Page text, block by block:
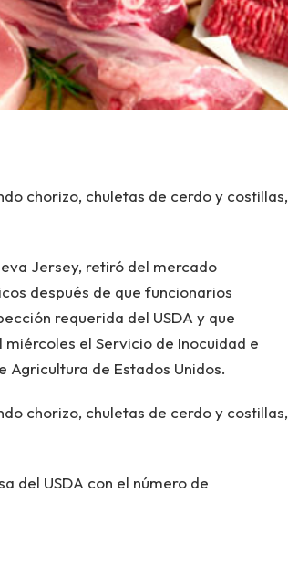
chorizo, chuletas de cerdo y costillas,
Jersey, retiró del mercado
después de que funcionarios
requerida del USDA y que
el Servicio de Inocuidad e
Agricultura de Estados Unidos.
chorizo, chuletas de cerdo y costillas,
del USDA con el número de